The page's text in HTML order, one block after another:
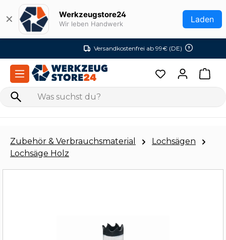
Zum Hauptinhalt springen
✕ Werkzeugstore24
Wir leben Handwerk Laden
Versandkostenfrei ab 99€ (DE)
Zubehör & Verbrauchsmaterial
Lochsägen
Lochsäge Holz